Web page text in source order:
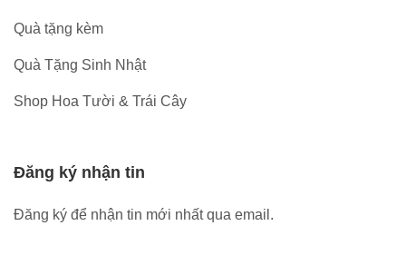
Quà tặng kèm
Quà Tặng Sinh Nhật
Shop Hoa Tười & Trái Cây
Đăng ký nhận tin
Đăng ký để nhận tin mới nhất qua email.